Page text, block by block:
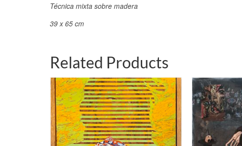
Técnica mixta sobre madera
39 x 65 cm
Related Products